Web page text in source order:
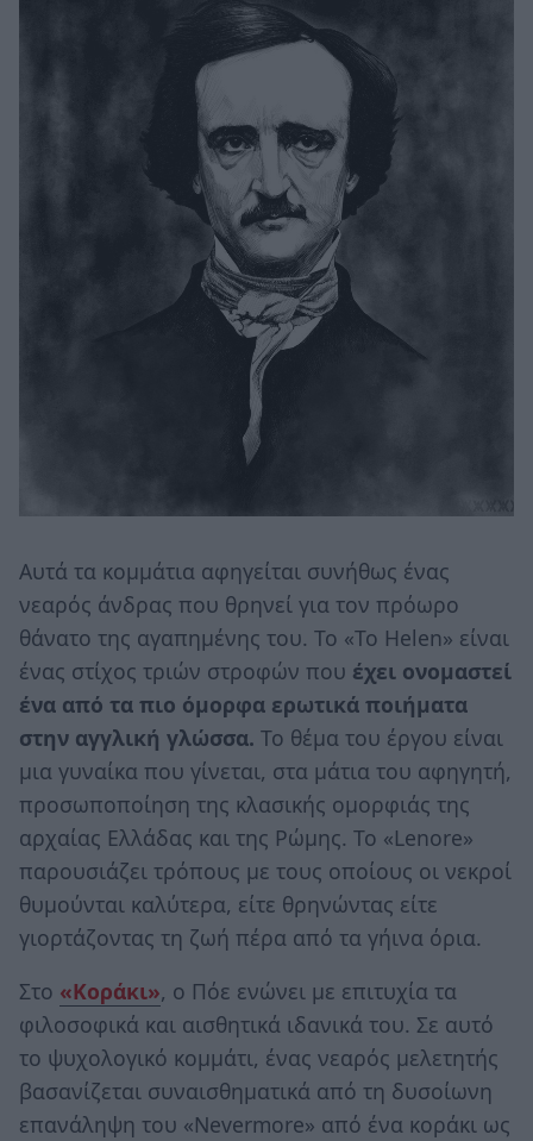
Αυτά τα κομμάτια αφηγείται συνήθως ένας
νεαρός άνδρας που θρηνεί για τον πρόωρο
θάνατο της αγαπημένης του. Το «To Helen» είναι
ένας στίχος τριών στροφών που έχει ονομαστεί
ένα από τα πιο όμορφα ερωτικά ποιήματα
στην αγγλική γλώσσα. Το θέμα του έργου είναι
μια γυναίκα που γίνεται, στα μάτια του αφηγητή,
προσωποποίηση της κλασικής ομορφιάς της
αρχαίας Ελλάδας και της Ρώμης. Το «Lenore»
παρουσιάζει τρόπους με τους οποίους οι νεκροί
θυμούνται καλύτερα, είτε θρηνώντας είτε
γιορτάζοντας τη ζωή πέρα ​​από τα γήινα όρια.
Στο «Κοράκι», ο Πόε ενώνει με επιτυχία τα
φιλοσοφικά και αισθητικά ιδανικά του. Σε αυτό
το ψυχολογικό κομμάτι, ένας νεαρός μελετητής
βασανίζεται συναισθηματικά από τη δυσοίωνη
επανάληψη του «Nevermore» από ένα κοράκι ως